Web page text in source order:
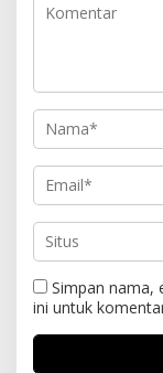
Simpan nama,
ini untuk